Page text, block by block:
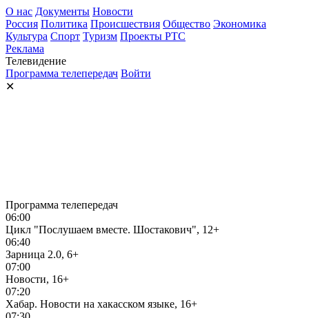
О нас Документы Новости
Россия Политика Происшествия Общество Экономика
Культура Спорт Туризм Проекты РТС
Реклама
Телевидение
Программа телепередач Войти
✕
Программа телепередач
06:00
Цикл "Послушаем вместе. Шостакович", 12+
06:40
Зарница 2.0, 6+
07:00
Новости, 16+
07:20
Хабар. Новости на хакасском языке, 16+